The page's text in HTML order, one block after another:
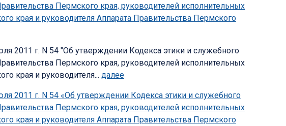
Пермского края, руководителей исполнительных
края и руководителя Аппарата Правительства Пермского
2011 г. N 54 "Об утверждении Кодекса этики и служебного
Пермского края, руководителей исполнительных
края и руководителя... далее
2011 г. N 54 «Об утверждении Кодекса этики и служебного
Пермского края, руководителей исполнительных
края и руководителя Аппарата Правительства Пермского